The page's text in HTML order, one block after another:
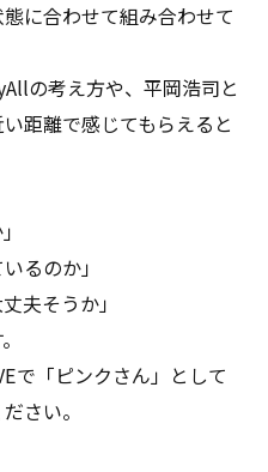
に合わせて組み合わせて
の考え方や、平岡浩司と
距離で感じてもらえると
るのか」
夫そうか」
で「ピンクさん」として
さい。